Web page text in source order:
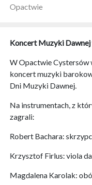
Opactwie
Koncert Muzyki
W Opactwie Cystersów
koncert muzyki
Dni Muzyki Dawnej.
Na instrumentach, z
zagrali:
Robert Bachara:
Krzysztof Firlus: viola
Magdalena Karolak: